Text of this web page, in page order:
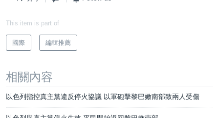
This item is part of
國際 編輯推薦
相關內容
以色列指控真主黨違反停火協議 以軍砲擊黎巴嫩南部致兩人受傷